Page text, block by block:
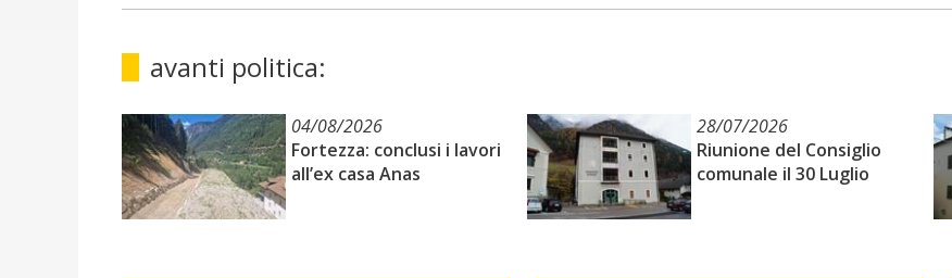
avanti politica:
04/08/2026
Fortezza: conclusi i lavori
all’ex casa Anas
28/07/2026
Riunione del Consiglio
comunale il 30 Luglio